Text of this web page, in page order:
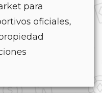
para
oficiales,